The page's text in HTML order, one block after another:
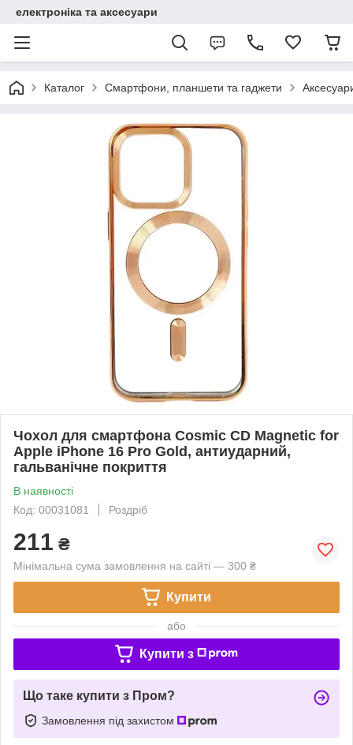
електроніка та аксесуари
Каталог Смартфони, планшети та гаджети
Чохол для смартфона Cosmic CD Magnetic for
Apple iPhone 16 Pro Gold, антиударний,
гальванічне покриття
В наявності
Код: 00031081
Роздріб
211 ₴
Мінімальна сума замовлення на сайті — 300 ₴
Купити
або
Купити з
Що таке купити з Пром?
Замовлення під захистом